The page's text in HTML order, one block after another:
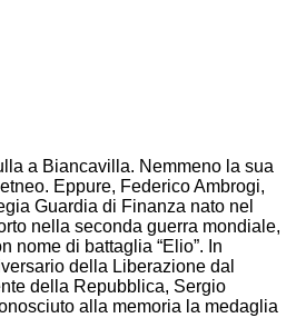
a Biancavilla. Nemmeno la sua
Eppure, Federico Ambrogi,
Guardia di Finanza nato nel
nella seconda guerra mondiale,
nome di battaglia “Elio”. In
della Liberazione dal
della Repubblica, Sergio
alla memoria la medaglia